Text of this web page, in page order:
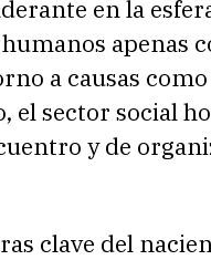
en la
apenas
a causas como
el sector social
y de
clave del